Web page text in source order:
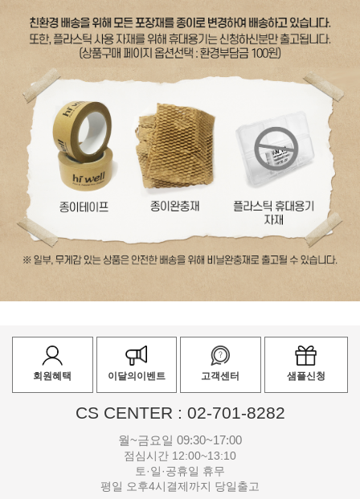
회원혜택 이달의이벤트 고객센터 샘플신청
CS CENTER : 02-701-8282
월~금요일 09:30~17:00
점심시간 12:00~13:10
토·일·공휴일 휴무
평일 오후4시결제까지 당일출고